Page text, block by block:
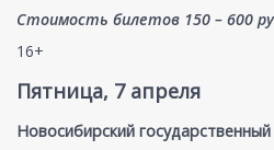
Стоимость билетов 150 – 600
16+
Пятница, 7 апреля
Новосибирский